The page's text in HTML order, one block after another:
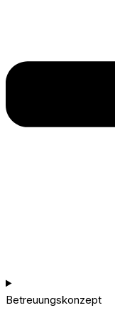
Betreuungskonzept